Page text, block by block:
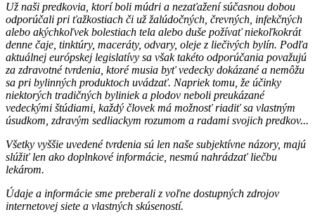
Už naši predkovia, ktorí boli múdri a nezaťažení súčasnou dobou
odporúčali pri ťažkostiach či už žalúdočných, črevných, infekčných
alebo akýchkoľvek bolestiach tela alebo duše požívať niekoľkokrát
denne čaje, tinktúry, maceráty, odvary, oleje z liečivých bylín. Podľa
aktuálnej európskej legislatívy sa však takéto odporúčania považujú
za zdravotné tvrdenia, ktoré musia byť vedecky dokázané a nemôžu
sa pri bylinných produktoch uvádzať. Napriek tomu, že účinky
niektorých tradičných byliniek a plodov neboli preukázané
vedeckými štúdiami, každý človek má možnosť riadiť sa vlastným
úsudkom, zdravým sedliackym rozumom a radami svojich predkov...
Všetky vyššie uvedené tvrdenia sú len naše subjektívne názory, majú
slúžiť len ako doplnkové informácie, nesmú nahrádzať liečbu
lekárom.
Údaje a informácie sme preberali z voľne dostupných zdrojov
internetovej siete a vlastných skúseností.